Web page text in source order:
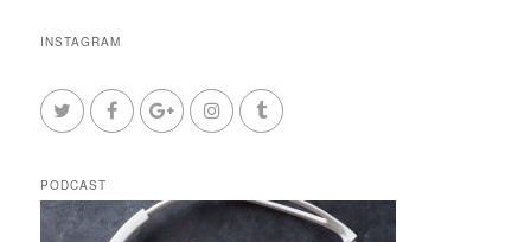
INSTAGRAM
PODCAST